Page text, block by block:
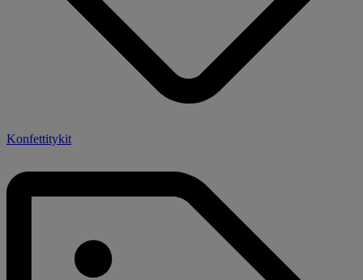
Konfettitykit